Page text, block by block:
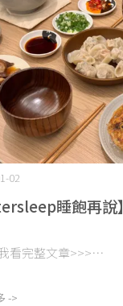
睡飽再說】
02
看完整文章>>>⋯
->